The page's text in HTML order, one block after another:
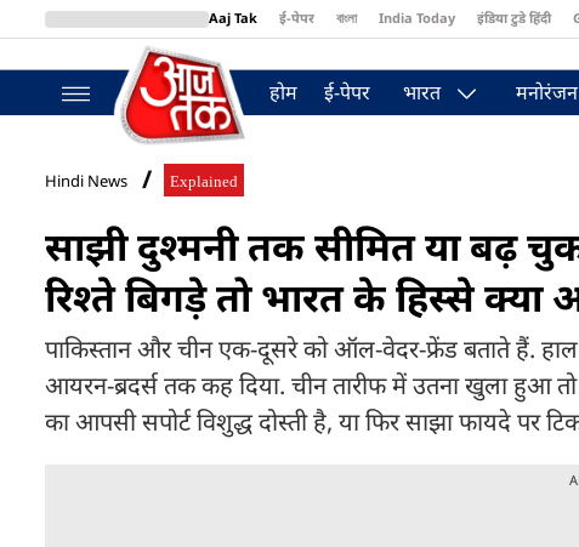
Aaj Tak ई-पेपर বাংলা India Today इंडिया टुडे हिंदी
BT Bazaar
होम ई-पेपर भारत मनोरंजन
Hindi News Explained
साझी दुश्मनी तक सीमित या बढ़
रिश्ते बिगड़े तो भारत के हिस्से क्या
पाकिस्तान और चीन एक-दूसरे को ऑल-वेदर-फ्रेंड बताते हैं.
आयरन-ब्रदर्स तक कह दिया. चीन तारीफ में उतना खुला हुआ तो
का आपसी सपोर्ट विशुद्ध दोस्ती है, या फिर साझा फायदे पर